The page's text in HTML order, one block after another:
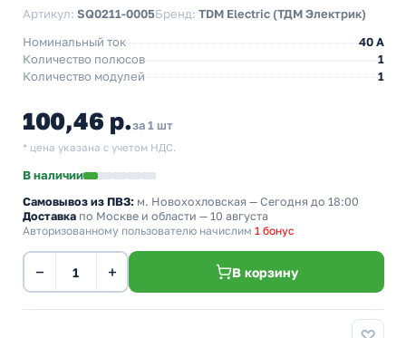
Артикул: SQ0211-0005Бренд: TDM Electric (ТДМ Электрик)
Номинальный ток
40 A
Количество полюсов
1
Количество модулей
1
100,46 р.за 1 шт
* цена указана с учетом НДС.
В наличии
Самовывоз из ПВЗ: м. Новохохловская — Сегодня до 18:00
Доставка по Москве и области — 10 августа
Авторизованному пользователю начислим 1 бонус
− + В корзину